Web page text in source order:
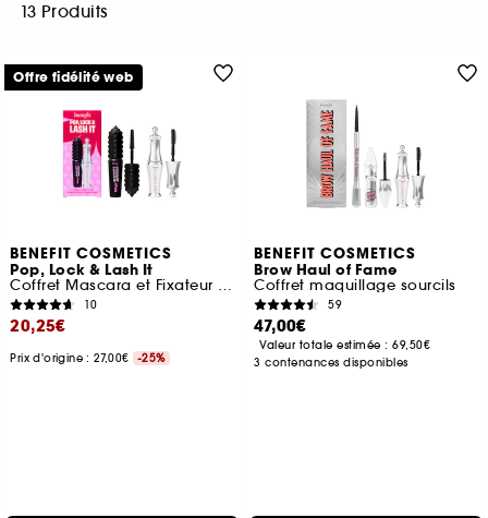
13 Produits
BENEFIT COSMETICS
Pop, Lock & Lash It
Coffret Mascara et Fixateur à Sourcils
10
20,25€
Prix d'origine : 27,00€ -25%
Offre fidélité web
BENEFIT COSMETICS
Brow Haul of Fame
Coffret maquillage sourcils
59
47,00€
Valeur totale estimée :69,50€
3 contenances disponibles